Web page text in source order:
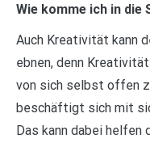
Wie komme ich in die
Auch Kreativität kann
ebnen, denn
von sich selbst offen
beschäftigt sich mit
Das kann dabei helfen